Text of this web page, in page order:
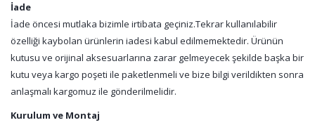
İade
İade öncesi mutlaka bizimle irtibata geçiniz.Tekrar kullanılabilir
özelliği kaybolan ürünlerin iadesi kabul edilmemektedir. Ürünün
kutusu ve orijinal aksesuarlarına zarar gelmeyecek şekilde başka bir
kutu veya kargo poşeti ile paketlenmeli ve bize bilgi verildikten sonra
anlaşmalı kargomuz ile gönderilmelidir.
Kurulum ve Montaj